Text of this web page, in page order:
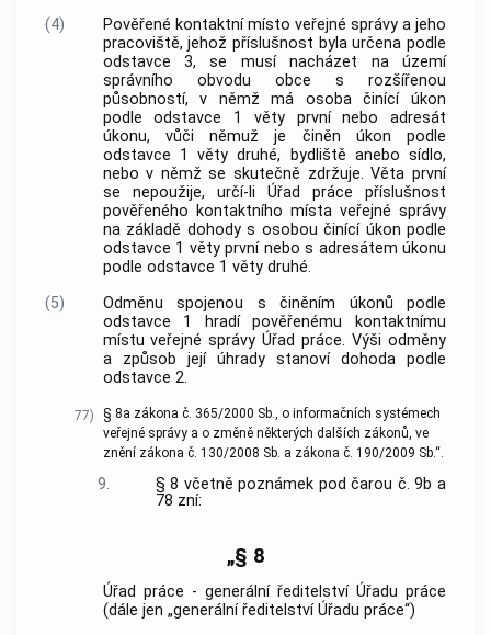
(4)
Pověřené kontaktní místo veřejné správy a jeho
pracoviště, jehož příslušnost byla určena podle
odstavce 3, se musí nacházet na území
správního obvodu obce s rozšířenou
působností, v němž má osoba činící úkon
podle odstavce 1 věty první nebo adresát
úkonu, vůči němuž je činěn úkon podle
odstavce 1 věty druhé, bydliště anebo sídlo,
nebo v němž se skutečně zdržuje. Věta první
se nepoužije, určí-li Úřad práce příslušnost
pověřeného kontaktního místa veřejné správy
na základě dohody s osobou činící úkon podle
odstavce 1 věty první nebo s adresátem úkonu
podle odstavce 1 věty druhé.
(5)
Odměnu spojenou s činěním úkonů podle
odstavce 1 hradí pověřenému kontaktnímu
místu veřejné správy Úřad práce. Výši odměny
a způsob její úhrady stanoví dohoda podle
odstavce 2.
77)
§ 8a zákona č. 365/2000 Sb., o informačních systémech
veřejné správy a o změně některých dalších zákonů, ve
znění zákona č. 130/2008 Sb. a zákona č. 190/2009 Sb.“.
9.
§ 8 včetně poznámek pod čarou č. 9b a
78 zní:
„§ 8
Úřad práce - generální ředitelství Úřadu práce
(dále jen „generální ředitelství Úřadu práce“)